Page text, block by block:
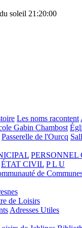
soleil 21:20:00
Les noms racontent
Gabin Chambost
Passerelle de l'Ourcq
ÉTAT CIVIL P L U
de
de Loisirs
Adresses Utiles